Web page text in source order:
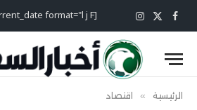
فيسبوك
X
(Twitter)
الانستغرام [current_date format="l j F"]
الرئيسية » اقتصاد